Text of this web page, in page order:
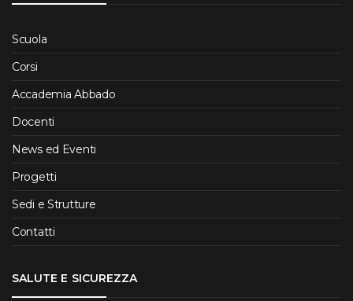
Scuola
Corsi
Accademia Abbado
Docenti
News ed Eventi
Progetti
Sedi e Strutture
Contatti
SALUTE E SICUREZZA